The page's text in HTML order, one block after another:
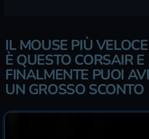
IL MOUSE PIÙ
È QUESTO CORSAIR E
FINALMENTE PUOI
UN GROSSO SCONTO